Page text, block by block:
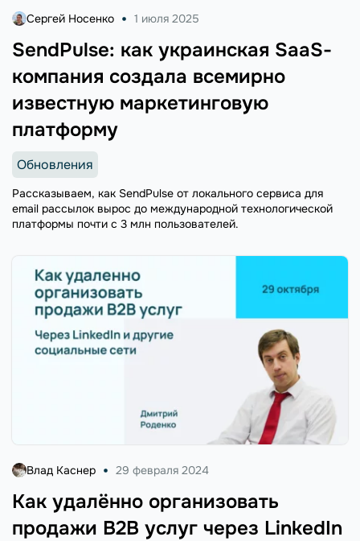
SendPulse: как украинская SaaS-
компания создала всемирно
известную маркетинговую
платформу
Сергей Носенко 1 июля 2025
Обновления
Рассказываем, как SendPulse от локального сервиса для
email рассылок вырос до международной технологической
платформы почти с 3 млн пользователей.
Как удалённо организовать
продажи B2B услуг через LinkedIn
Влад Каснер 29 февраля 2024